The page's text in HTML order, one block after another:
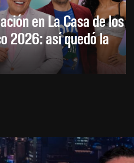
en La Casa de los
2026: así quedó la